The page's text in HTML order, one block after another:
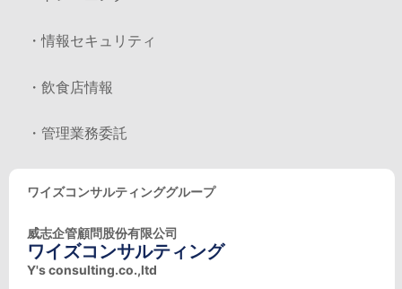
・情報セキュリティ
・飲食店情報
・管理業務委託
ワイズコンサルティンググループ
威志企管顧問股份有限公司
ワイズコンサルティング
Y's consulting.co.,ltd